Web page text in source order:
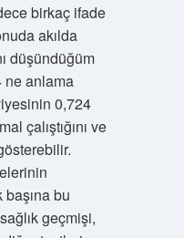
birkaç ifade
akılda
düşündüğüm
ne anlama
0,724
çalıştığını ve
bu
geçmişi,